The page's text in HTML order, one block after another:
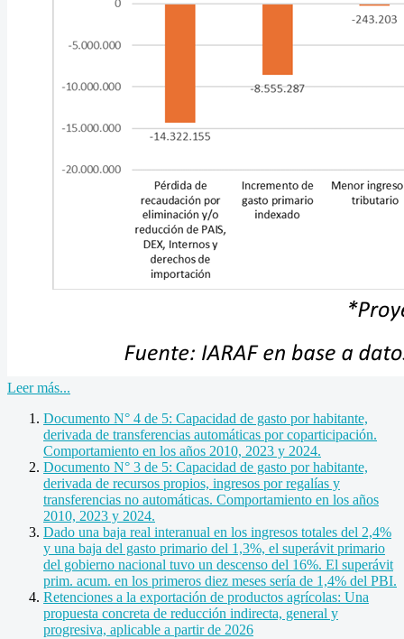
Leer más...
Documento N° 4 de 5: Capacidad de gasto por habitante,
derivada de transferencias automáticas por coparticipación.
Comportamiento en los años 2010, 2023 y 2024.
Documento N° 3 de 5: Capacidad de gasto por habitante,
derivada de recursos propios, ingresos por regalías y
transferencias no automáticas. Comportamiento en los años
2010, 2023 y 2024.
Dado una baja real interanual en los ingresos totales del 2,4%
y una baja del gasto primario del 1,3%, el superávit primario
del gobierno nacional tuvo un descenso del 16%. El superávit
prim. acum. en los primeros diez meses sería de 1,4% del PBI.
Retenciones a la exportación de productos agrícolas: Una
propuesta concreta de reducción indirecta, general y
progresiva, aplicable a partir de 2026